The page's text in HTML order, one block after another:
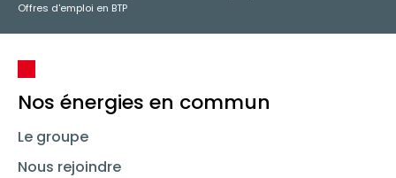
Offres d'emploi en BTP
Nos énergies en commun
Le groupe
Nous rejoindre